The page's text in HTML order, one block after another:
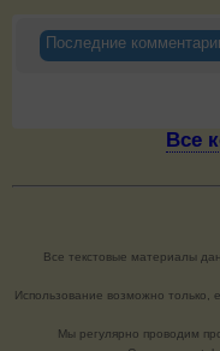
Последние
Все
Все текстовые материалы
Использование возможно только,
Мы регулярно проводим